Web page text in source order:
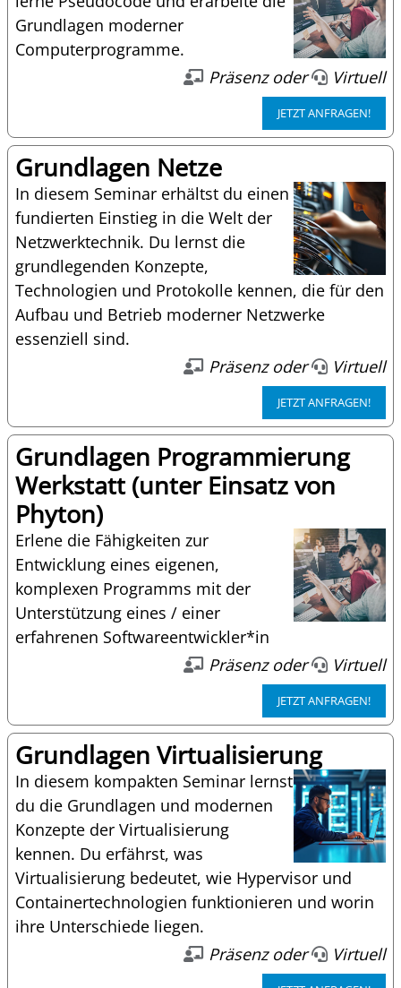
Grundlagen moderner
Computerprogramme.
Präsenz oder
Virtuell
JETZT ANFRAGEN!
Grundlagen Netze
In diesem Seminar erhältst du einen
fundierten Einstieg in die Welt der
Netzwerktechnik. Du lernst die
grundlegenden Konzepte,
Technologien und Protokolle kennen, die für den
Aufbau und Betrieb moderner Netzwerke
essenziell sind.
Präsenz oder
Virtuell
JETZT ANFRAGEN!
Grundlagen Programmierung
Werkstatt (unter Einsatz von
Phyton)
Erlene die Fähigkeiten zur
Entwicklung eines eigenen,
komplexen Programms mit der
Unterstützung eines / einer
erfahrenen Softwareentwickler*in
Präsenz oder
Virtuell
JETZT ANFRAGEN!
Grundlagen Virtualisierung
In diesem kompakten Seminar lernst
du die Grundlagen und modernen
Konzepte der Virtualisierung
kennen. Du erfährst, was
Virtualisierung bedeutet, wie Hypervisor und
Containertechnologien funktionieren und worin
ihre Unterschiede liegen.
Präsenz oder
Virtuell